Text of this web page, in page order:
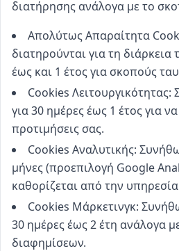
διατήρησης ανάλογα με το
Απολύτως Απαραίτητα
διατηρούνται για τη διάρκεια
έως και 1 έτος για σκοπούς
Cookies
για 30 ημέρες έως 1 έτος για
προτιμήσεις σας.
Cookies Αναλυτικής:
μήνες (προεπιλογή Google
καθορίζεται από την
Cookies Μάρκετινγκ:
30 ημέρες έως 2 έτη ανάλογα
διαφημίσεων.